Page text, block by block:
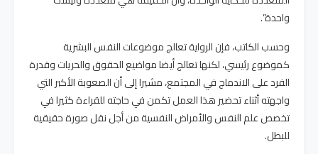
واحدة”.
وحسب الكاتب، فإن الرواية تعالج موضوعات النفس البشرية
كموضوع رئيسي، لكنها تعالج أيضا مواضيع الحقوق والحريات وقدرة
الفرد على الاندماج في المجتمع، مشيرا إلى أن الصعوبة الأكبر التي
واجهته أثناء تحضير هذا العمل تكمن في حاجته للقراءة كثيرا في
تخصص علم النفس والأمراض النفسية من أجل نقل صورة حقيقية
للبطل.